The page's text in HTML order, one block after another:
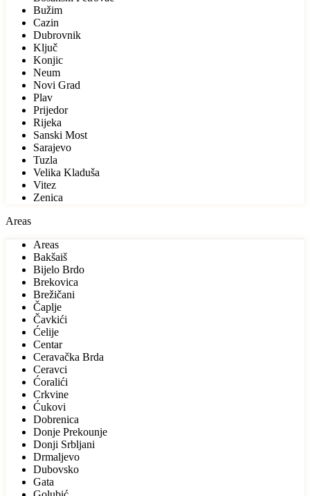
Bužim
Cazin
Dubrovnik
Ključ
Konjic
Neum
Novi Grad
Plav
Prijedor
Rijeka
Sanski Most
Sarajevo
Tuzla
Velika Kladuša
Vitez
Zenica
Areas
Areas
Bakšaiš
Bijelo Brdo
Brekovica
Brežičani
Čaplje
Čavkići
Ćelije
Centar
Ceravačka Brda
Ceravci
Ćoralići
Crkvine
Ćukovi
Dobrenica
Donje Prekounje
Donji Srbljani
Drmaljevo
Dubovsko
Gata